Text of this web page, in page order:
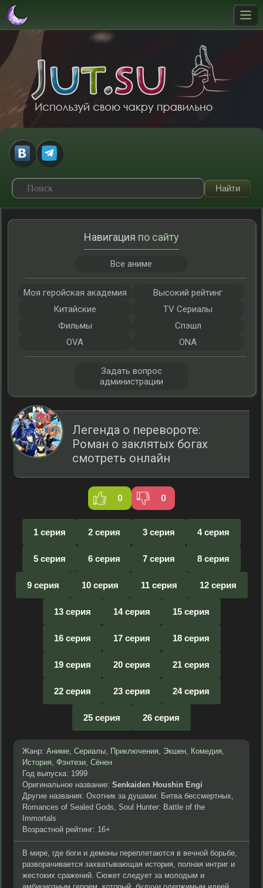
Легенда о перевороте:
Роман о заклятых богах
смотреть онлайн
0 0
1 серия 2 серия 3 серия 4 серия
5 серия 6 серия 7 серия 8 серия
9 серия 10 серия 11 серия 12 серия
13 серия 14 серия 15 серия
16 серия 17 серия 18 серия
19 серия 20 серия 21 серия
22 серия 23 серия 24 серия
25 серия 26 серия
Жанр: Аниме, Сериалы, Приключения, Экшен, Комедия,
История, Фэнтези, Сёнен
Год выпуска: 1999
Оригинальное название: Senkaiden Houshin Engi
Другие названия: Охотник за душами: Битва бессмертных,
Romances of Sealed Gods, Soul Hunter: Battle of the
Immortals
Возрастной рейтинг: 16+
В мире, где боги и демоны переплетаются в вечной борьбе,
разворачивается захватывающая история, полная интриг и
жестоких сражений. Сюжет следует за молодым и
Навигация по сайту
Все аниме
Моя геройская академия
Высокий рейтинг
Китайские
TV Сериалы
Фильмы
Спэшл
OVA
ONA
Задать вопрос
администрации